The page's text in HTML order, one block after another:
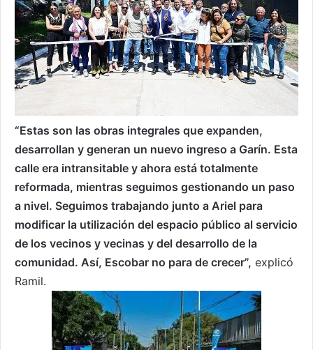
“Estas son las obras integrales que expanden,
desarrollan y generan un nuevo ingreso a Garín. Esta
calle era intransitable y ahora está totalmente
reformada, mientras seguimos gestionando un paso
a nivel. Seguimos trabajando junto a Ariel para
modificar la utilización del espacio público al servicio
de los vecinos y vecinas y del desarrollo de la
comunidad. Así, Escobar no para de crecer”, explicó
Ramil.